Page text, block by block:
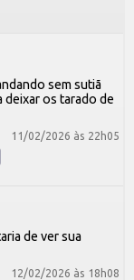
sem sutiã
deixar os tarado de
11/02/2026 às 22h05
de ver sua
12/02/2026 às 18h08